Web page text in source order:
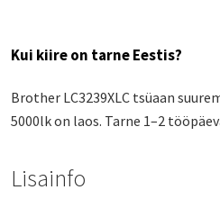
Kui kiire on tarne Eestis?
Brother LC3239XLC tsüaan
5000lk on laos. Tarne 1–2
Lisainfo